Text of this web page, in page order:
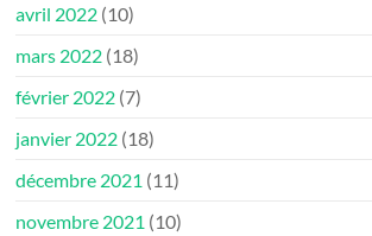
avril 2022 (10)
mars 2022 (18)
février 2022 (7)
janvier 2022 (18)
décembre 2021 (11)
novembre 2021 (10)